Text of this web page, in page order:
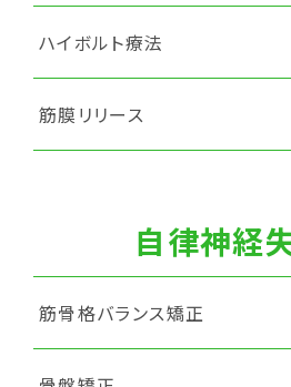
ハイボルト療法
筋膜リリース
自律神経
筋骨格バランス矯正